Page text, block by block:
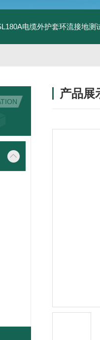
电缆外护套环流接地测
产品展